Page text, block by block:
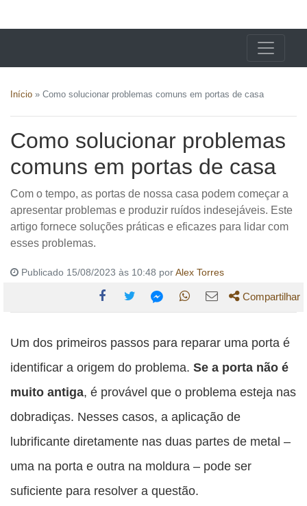
Início » Como solucionar problemas comuns em portas de casa
Como solucionar problemas
comuns em portas de casa
Com o tempo, as portas de nossa casa podem começar a
apresentar problemas e produzir ruídos indesejáveis. Este
artigo fornece soluções práticas e eficazes para lidar com
esses problemas.
Publicado 15/08/2023 às 10:48 porAlex Torres
esta
publicação
Facebook
esta
publicação
Twitter
esta
publicação
esta
publicação
WhatsApp
esta
publicação
Compartilhar
Um dos primeiros passos para reparar uma porta é
identificar a origem do problema. Se a porta não é
muito antiga, é provável que o problema esteja nas
dobradiças. Nesses casos, a aplicação de
lubrificante diretamente nas duas partes de metal –
uma na porta e outra na moldura – pode ser
suficiente para resolver a questão.